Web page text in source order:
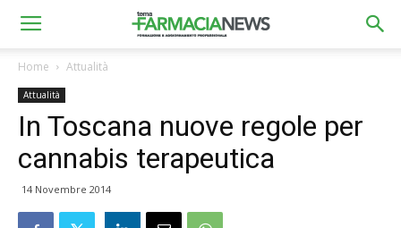
Home Attualità
Attualità
In Toscana nuove regole per
cannabis terapeutica
14 Novembre 2014